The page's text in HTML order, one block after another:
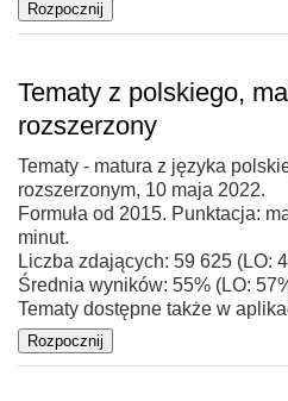
Tematy z polskiego,
rozszerzony
Tematy - matura z języka
rozszerzonym, 10 maja 2022.
Formuła od 2015. Punktacja:
minut.
Liczba zdających: 59 625 (LO:
Średnia wyników: 55% (LO:
Tematy dostępne także w